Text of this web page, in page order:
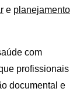
e planejamento
com
profissionais
documental e